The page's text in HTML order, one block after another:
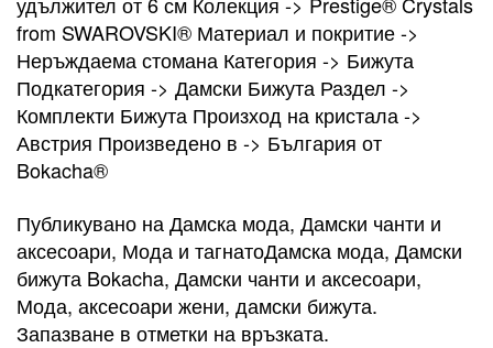
from SWAROVSKI® Материал и покритие ->
Неръждаема стомана Категория -> Бижута
Подкатегория -> Дамски Бижута Раздел ->
Комплекти Бижута Произход на кристала ->
Австрия Произведено в -> България от
Bokacha®
Публикувано на Дамска мода, Дамски чанти и
аксесоари, Мода и тагнатоДамска мода, Дамски
бижута Bokacha, Дамски чанти и аксесоари,
Мода, аксесоари жени, дамски бижута.
Запазване в отметки на връзката.